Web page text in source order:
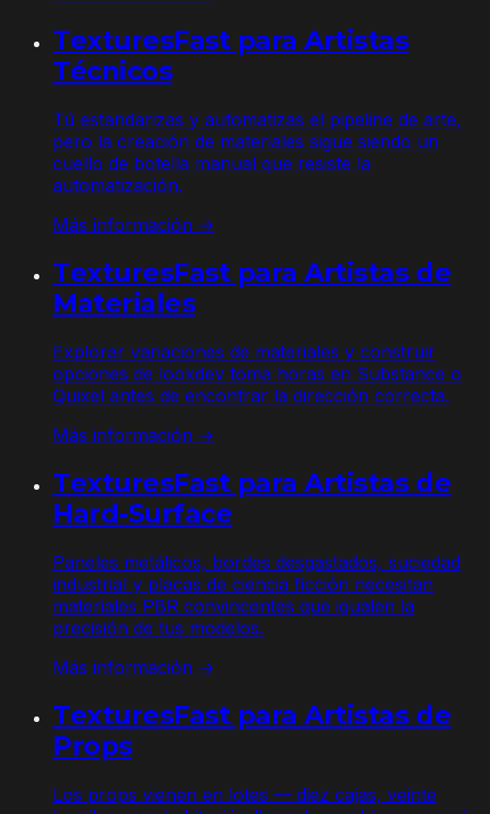
TexturesFast para Artistas
Técnicos
Tú estandarizas y automatizas el pipeline de arte,
pero la creación de materiales sigue siendo un
cuello de botella manual que resiste la
automatización.
Más información →
TexturesFast para Artistas de
Materiales
Explorar variaciones de materiales y construir
opciones de lookdev toma horas en Substance o
Quixel antes de encontrar la dirección correcta.
Más información →
TexturesFast para Artistas de
Hard-Surface
Paneles metálicos, bordes desgastados, suciedad
industrial y placas de ciencia ficción necesitan
materiales PBR convincentes que igualen la
precisión de tus modelos.
Más información →
TexturesFast para Artistas de
Props
Los props vienen en lotes — diez cajas, veinte